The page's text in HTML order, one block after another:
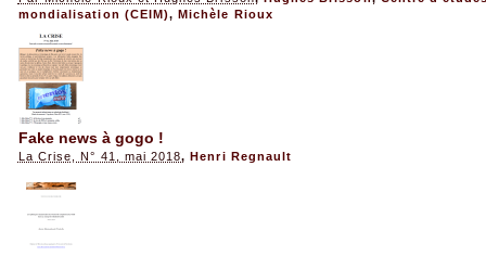
mondialisation (CEIM), Michèle Rioux
Fake news à gogo !
La Crise, N° 41, mai 2018, Henri Regnault